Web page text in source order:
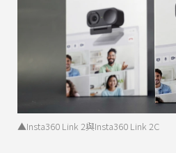
▲Insta360 Link 2與Insta360 Link 2C